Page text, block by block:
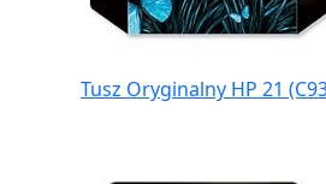
Tusz Oryginalny HP 21